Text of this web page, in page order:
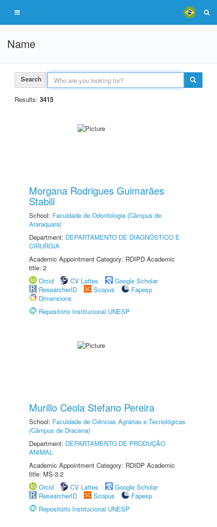
Name
Search
Results: 3415
Morgana Rodrigues Guimarães
Stabili
School: Faculdade de Odontologia (Câmpus de
Araraquara)
Department: DEPARTAMENTO DE DIAGNÓSTICO E
CIRURGIA
Academic Appointment Category: RDIPD Academic
title: 2
Orcid
CV Lattes
Google Scholar
ResearcherID
Scopus
Fapesp
Dimensions
Repositório Institucional UNESP
Murillo Ceola Stefano Pereira
School: Faculdade de Ciências Agrárias e Tecnológicas
(Câmpus de Dracena)
Department: DEPARTAMENTO DE PRODUÇÃO
ANIMAL
Academic Appointment Category: RDIDP Academic
title: MS-3.2
Orcid
CV Lattes
Google Scholar
ResearcherID
Scopus
Fapesp
Repositório Institucional UNESP